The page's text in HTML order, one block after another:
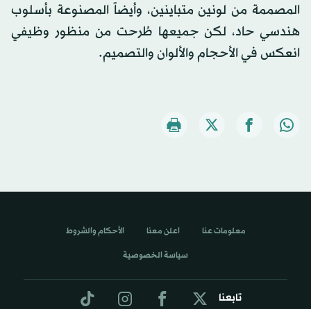
المصممة من لونين متباينين، وأيضاً المصنوعة بأسلوب
هندسي حاد، لكن جميعها طُرحت من منظور وظيفي
انعكس في الأحجام والألوان والتصميم.
تابعنا
معلومات عنا اعلن معنا الأحكام والشروط
سياسة الخصوصية